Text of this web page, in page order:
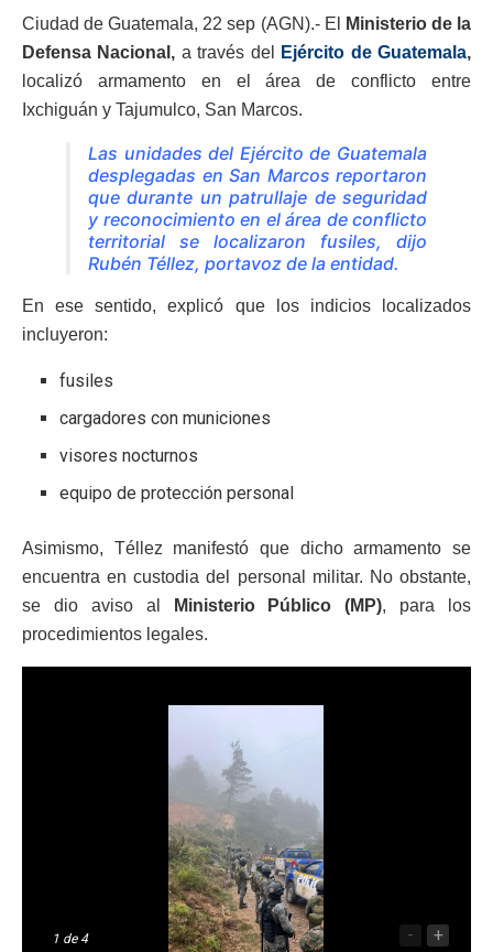
Ciudad de Guatemala, 22 sep (AGN).- El
Ministerio de la
Defensa Nacional, a través del Ejército de Guatemala,
localizó armamento en el área de conflicto entre
Ixchiguán y Tajumulco, San Marcos.
Las unidades del Ejército de Guatemala
desplegadas en San Marcos reportaron
que durante un patrullaje de seguridad
y reconocimiento en el área de conflicto
territorial se localizaron fusiles, dijo
Rubén Téllez, portavoz de la entidad.
En ese sentido, explicó que los indicios localizados
incluyeron:
fusiles
cargadores con municiones
visores nocturnos
equipo de protección personal
Asimismo, Téllez manifestó que dicho armamento se
encuentra en custodia del personal militar. No obstante,
se dio aviso al
Ministerio Público (MP), para los
procedimientos legales.
1 de 4 - +